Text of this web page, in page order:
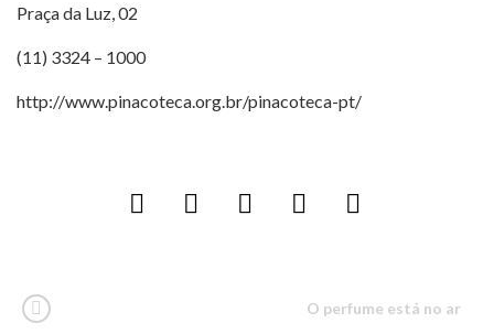
Praça da Luz, 02
(11) 3324 – 1000
http://www.pinacoteca.org.br/pinacoteca-pt/
O perfume está no ar